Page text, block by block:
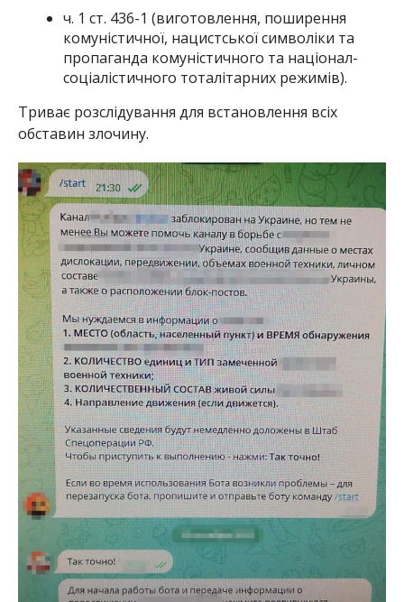
ч. 1 ст. 436-1 (виготовлення, поширення
комуністичної, нацистської символіки та
пропаганда комуністичного та націонал-
соціалістичного тоталітарних режимів).
Триває розслідування для встановлення всіх
обставин злочину.